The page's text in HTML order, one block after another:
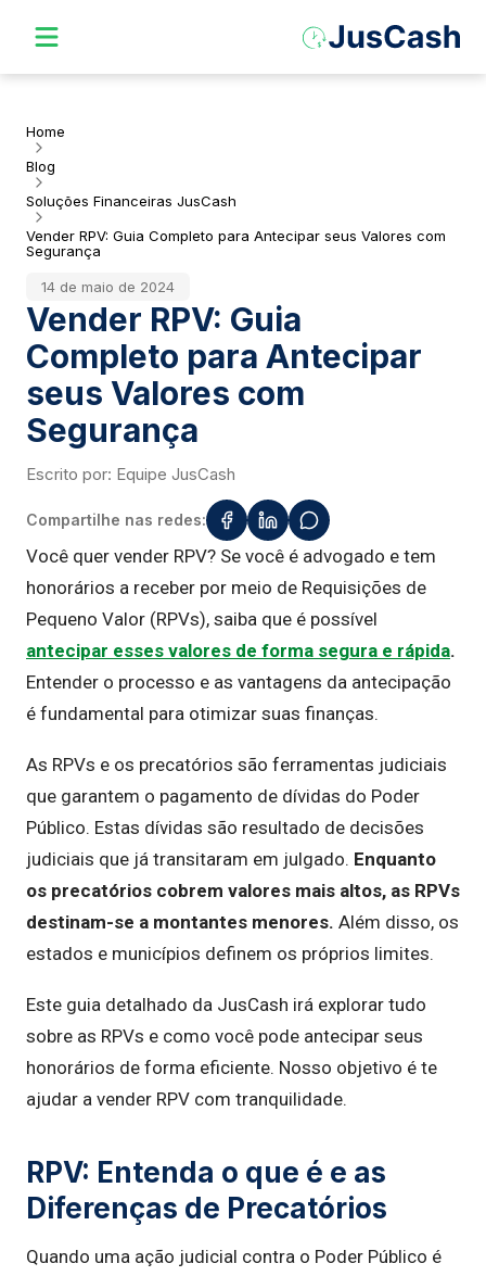
Home
Blog
Soluções Financeiras JusCash
Vender RPV: Guia Completo para Antecipar seus Valores com
Segurança
14 de maio de 2024
Vender RPV: Guia
Completo para Antecipar
seus Valores com
Segurança
Escrito por: Equipe JusCash
Compartilhe nas redes:
Você quer vender RPV? Se você é advogado e tem
honorários a receber por meio de Requisições de
Pequeno Valor (RPVs), saiba que é possível
antecipar esses valores de forma segura e rápida.
Entender o processo e as vantagens da antecipação
é fundamental para otimizar suas finanças.
As RPVs e os precatórios são ferramentas judiciais
que garantem o pagamento de dívidas do Poder
Público. Estas dívidas são resultado de decisões
judiciais que já transitaram em julgado. Enquanto
os precatórios cobrem valores mais altos, as RPVs
destinam-se a montantes menores. Além disso, os
estados e municípios definem os próprios limites.
Este guia detalhado da JusCash irá explorar tudo
sobre as RPVs e como você pode antecipar seus
honorários de forma eficiente. Nosso objetivo é te
ajudar a vender RPV com tranquilidade.
RPV: Entenda o que é e as
Diferenças de Precatórios
Quando uma ação judicial contra o Poder Público é